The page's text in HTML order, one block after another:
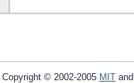
Copyright © 2002-2005 MIT